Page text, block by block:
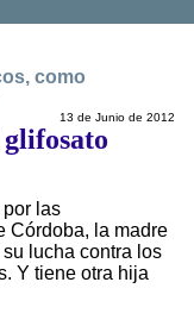
como
13 de Junio de 2012
las
Córdoba, la madre
lucha contra los
Y tiene otra hija